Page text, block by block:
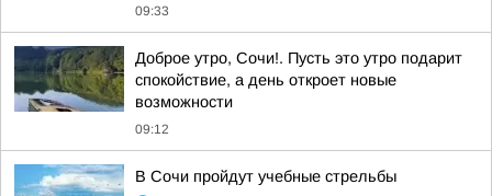
09:33
Доброе утро, Сочи!. Пусть это утро подарит
спокойствие, а день откроет новые
возможности
09:12
В Сочи пройдут учебные стрельбы